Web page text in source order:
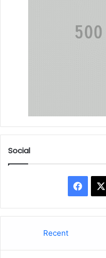
Social
Recent